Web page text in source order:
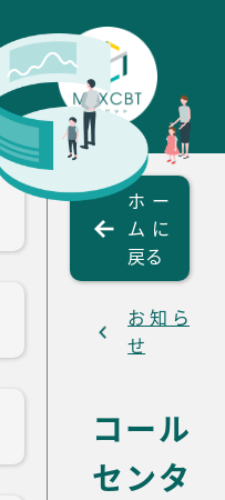
ホー
ムに
戻る
お知ら
せ
コール
センタ